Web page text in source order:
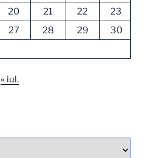
20 21 22
23
27 28 29
30
« iul.